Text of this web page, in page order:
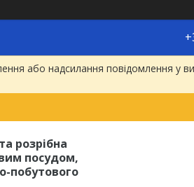
або надсилання повідомлення у
розрібна
посудом,
побутового